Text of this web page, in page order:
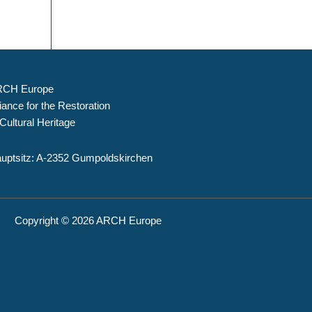
Europe
for the Restoration
Heritage
A-2352 Gumpoldskirchen
Copyright © 2026 ARCH Europe